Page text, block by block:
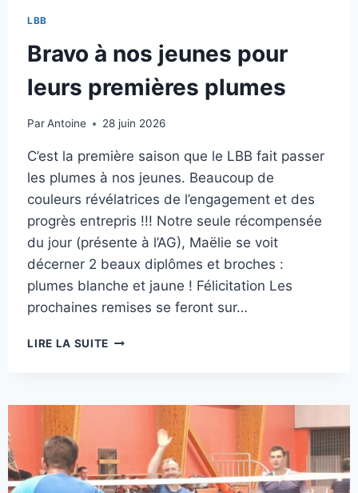
LBB
Bravo à nos jeunes pour
leurs premières plumes
Par Antoine 28 juin 2026
C’est la première saison que le LBB fait passer
les plumes à nos jeunes. Beaucoup de
couleurs révélatrices de l’engagement et des
progrès entrepris !!! Notre seule récompensée
du jour (présente à l’AG), Maëlie se voit
décerner 2 beaux diplômes et broches :
plumes blanche et jaune ! Félicitation Les
prochaines remises se feront sur…
LIRE LA SUITE BRAVO
POUR
PREMIÈRES
PLUMES